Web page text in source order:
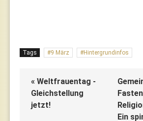
Tags 9 März Hintergrundinfos
« Weltfrauentag -
Gleichstellung
jetzt!
Ein